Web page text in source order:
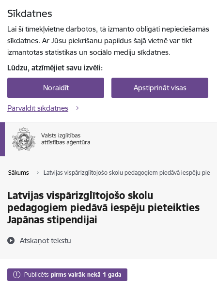
Sīkdatnes
Lai šī tīmekļvietne darbotos, tā izmanto obligāti nepieciešamās
sīkdatnes. Ar Jūsu piekrišanu papildus šajā vietnē var tikt
izmantotas statistikas un sociālo mediju sīkdatnes.
Lūdzu, atzīmējiet savu izvēli:
Noraidīt Apstiprināt visas
Pārvaldīt sīkdatnes
Sākums Latvijas vispārizglītojošo skolu pedagogiem piedāvā iespēju
Latvijas vispārizglītojošo skolu
pedagogiem piedāvā iespēju pieteikties
Japānas stipendijai
Atskaņot tekstu
Publicēts pirms vairāk nekā 1 gada